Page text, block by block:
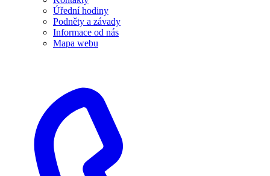
Úřední hodiny
Podněty a závady
Informace od nás
Mapa webu